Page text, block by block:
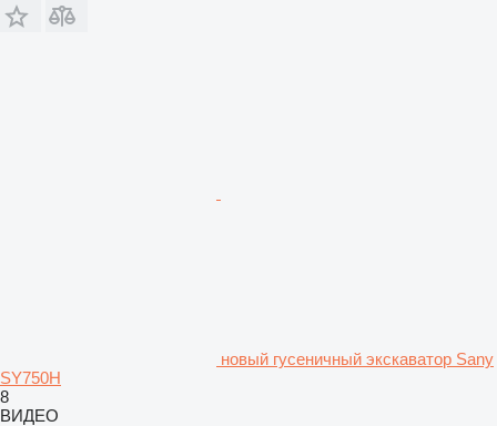
новый гусеничный экскаватор Sany
SY750H
8
ВИДЕО